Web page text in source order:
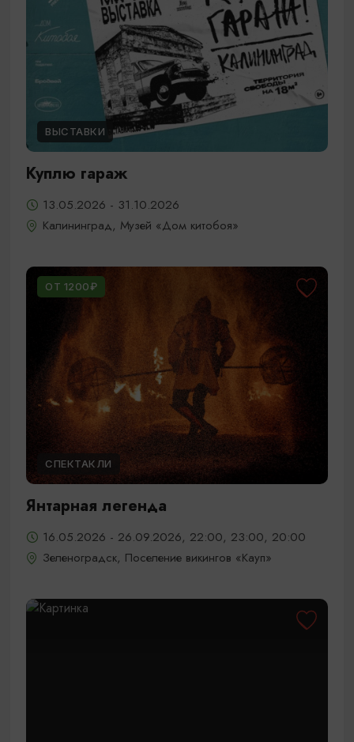
ВЫСТАВКИ
Куплю гараж
13.05.2026 - 31.10.2026
Калининград, Музей «Дом китобоя»
ОТ 1200₽
СПЕКТАКЛИ
Янтарная легенда
16.05.2026 - 26.09.2026, 22:00, 23:00, 20:00
Зеленоградск, Поселение викингов «Кауп»